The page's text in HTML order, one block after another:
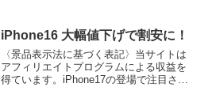
に出てきた公式サイトから申し込もうと
していませんか？...
iPhone16 大幅値下げで割安に！
〈景品表示法に基づく表記〉当サイトは
アフィリエイトプログラムによる収益を
得ています。iPhone17の登場で注目され